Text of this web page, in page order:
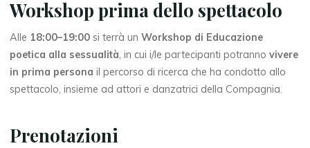
Workshop prima dello spettacolo
Alle 18:00–19:00 si terrà unWorkshop di Educazione
poetica alla sessualità , in cui i/le partecipanti potrannovivere
in prima persona il percorso di ricerca che ha condotto allo
spettacolo, insieme ad attori e danzatrici della Compagnia.
Prenotazioni